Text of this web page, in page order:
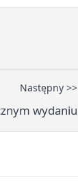
Następny >>
wydaniu